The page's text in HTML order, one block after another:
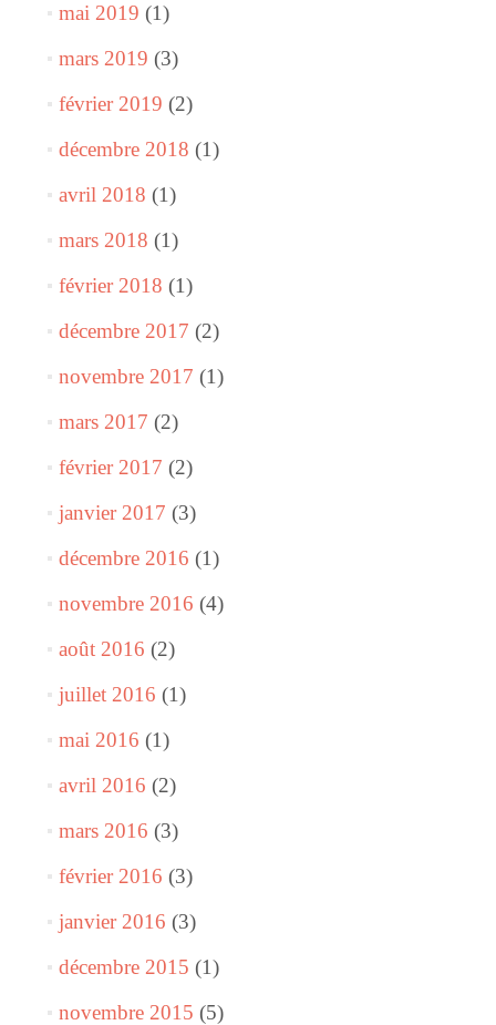
mai 2019 (1)
mars 2019 (3)
février 2019 (2)
décembre 2018 (1)
avril 2018 (1)
mars 2018 (1)
février 2018 (1)
décembre 2017 (2)
novembre 2017 (1)
mars 2017 (2)
février 2017 (2)
janvier 2017 (3)
décembre 2016 (1)
novembre 2016 (4)
août 2016 (2)
juillet 2016 (1)
mai 2016 (1)
avril 2016 (2)
mars 2016 (3)
février 2016 (3)
janvier 2016 (3)
décembre 2015 (1)
novembre 2015 (5)